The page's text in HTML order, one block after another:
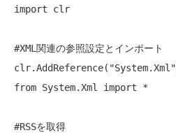
import clr
#XML関連の参照設定とインポート
clr.AddReference( "System.Xml"
from System.Xml import *
#RSSを取得